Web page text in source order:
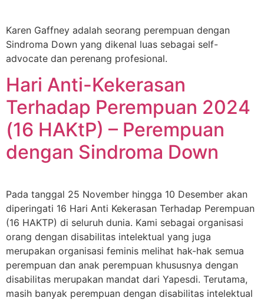
Karen Gaffney adalah seorang perempuan dengan
Sindroma Down yang dikenal luas sebagai self-
advocate dan perenang profesional.
Hari Anti-Kekerasan
Terhadap Perempuan 2024
(16 HAKtP) – Perempuan
dengan Sindroma Down
Pada tanggal 25 November hingga 10 Desember akan
diperingati 16 Hari Anti Kekerasan Terhadap Perempuan
(16 HAKTP) di seluruh dunia. Kami sebagai organisasi
orang dengan disabilitas intelektual yang juga
merupakan organisasi feminis melihat hak-hak semua
perempuan dan anak perempuan khususnya dengan
disabilitas merupakan mandat dari Yapesdi. Terutama,
masih banyak perempuan dengan disabilitas intelektual